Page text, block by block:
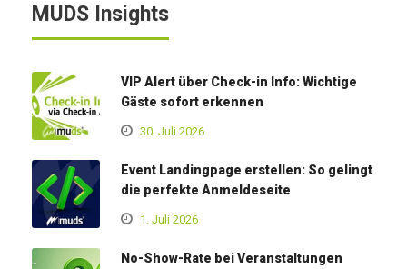
MUDS Insights
VIP Alert über Check-in Info: Wichtige
Gäste sofort erkennen
30. Juli 2026
Event Landingpage erstellen: So gelingt
die perfekte Anmeldeseite
1. Juli 2026
No-Show-Rate bei Veranstaltungen